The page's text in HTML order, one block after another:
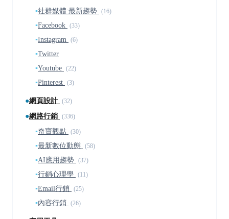
▪社群媒體:最新趨勢 (16)
▪Facebook (33)
▪Instagram (6)
▪Twitter
▪Youtube (22)
▪Pinterest (3)
●網頁設計 (32)
●網路行銷 (336)
▪奇寶觀點 (30)
▪最新數位動態 (58)
▪AI應用趨勢 (37)
▪行銷心理學 (11)
▪Email行銷 (25)
▪內容行銷 (26)